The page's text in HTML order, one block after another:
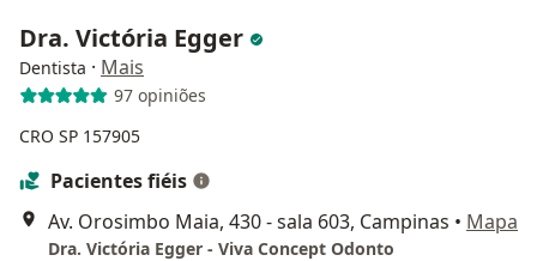
Dra. Victória Egger
Dentista · Mais
97 opiniões
CRO SP 157905
Pacientes fiéis
Av. Orosimbo Maia, 430 - sala 603, Campinas • Mapa
Dra. Victória Egger - Viva Concept Odonto